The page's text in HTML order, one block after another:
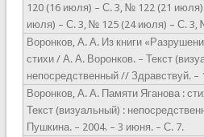
120 (16 июля) – С. 3, № 122 (21
июля) – С. 3, № 125 (24 июля) – С. 3,
Воронков, А. А. Из книги
стихи / А. А. Воронков. – Текст
непосредственный // Здравствуй. –
Воронков, А. А. Памяти Яганова :
Текст (визуальный) :
Пушкина. – 2004. – 3 июня. – С. 7.